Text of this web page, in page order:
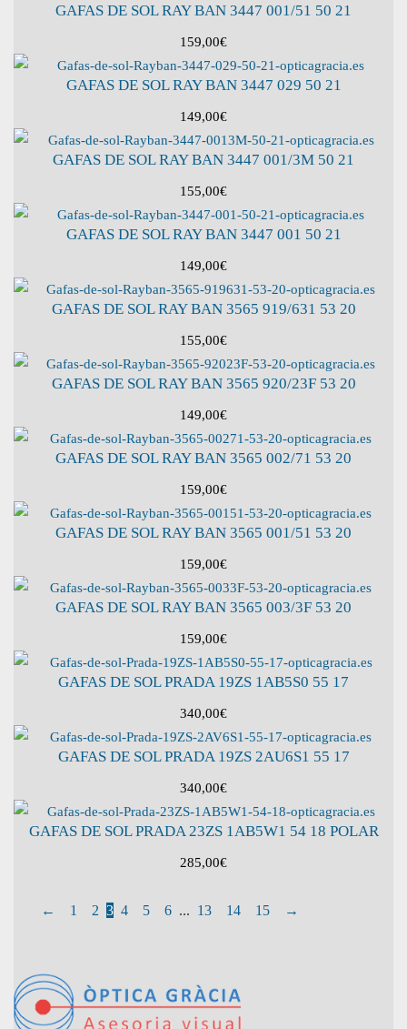
GAFAS DE SOL RAY BAN 3447 001/51 50 21
159,00€
GAFAS DE SOL RAY BAN 3447 029 50 21
149,00€
GAFAS DE SOL RAY BAN 3447 001/3M 50 21
155,00€
GAFAS DE SOL RAY BAN 3447 001 50 21
149,00€
GAFAS DE SOL RAY BAN 3565 919/631 53 20
155,00€
GAFAS DE SOL RAY BAN 3565 920/23F 53 20
149,00€
GAFAS DE SOL RAY BAN 3565 002/71 53 20
159,00€
GAFAS DE SOL RAY BAN 3565 001/51 53 20
159,00€
GAFAS DE SOL RAY BAN 3565 003/3F 53 20
159,00€
GAFAS DE SOL PRADA 19ZS 1AB5S0 55 17
340,00€
GAFAS DE SOL PRADA 19ZS 2AU6S1 55 17
340,00€
GAFAS DE SOL PRADA 23ZS 1AB5W1 54 18 POLAR
285,00€
← 1 2 3 4 5 6 ... 13 14 15 →